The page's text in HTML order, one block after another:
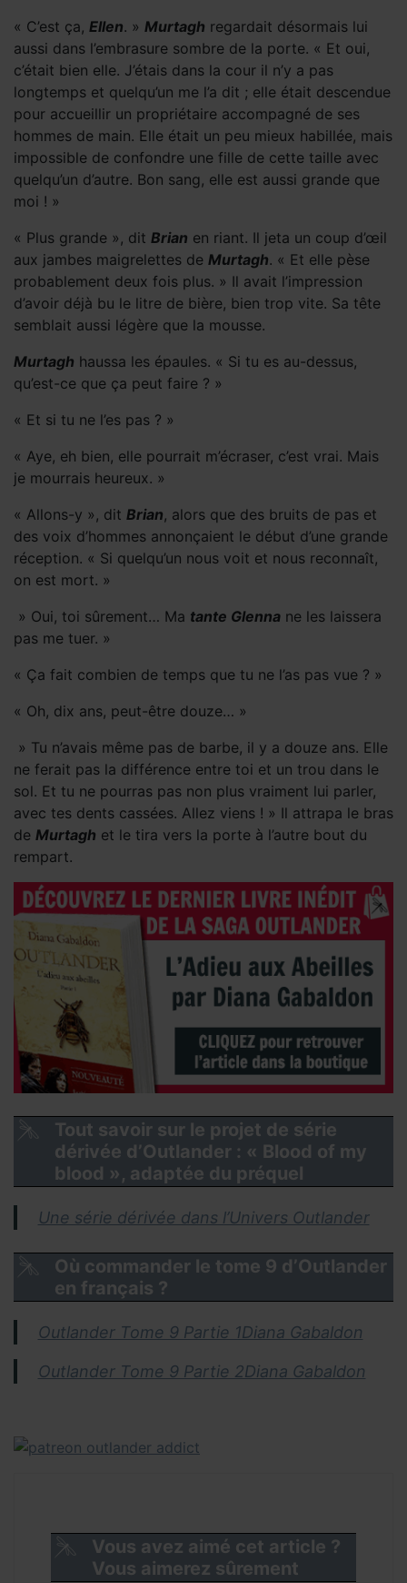
« C’est ça, Ellen. » Murtagh regardait désormais lui
aussi dans l’embrasure sombre de la porte. « Et oui,
c’était bien elle. J’étais dans la cour il n’y a pas
longtemps et quelqu’un me l’a dit ; elle était descendue
pour accueillir un propriétaire accompagné de ses
hommes de main. Elle était un peu mieux habillée, mais
impossible de confondre une fille de cette taille avec
quelqu’un d’autre. Bon sang, elle est aussi grande que
moi ! »
« Plus grande », dit Brian en riant. Il jeta un coup d’œil
aux jambes maigrelettes de Murtagh. « Et elle pèse
probablement deux fois plus. » Il avait l’impression
d’avoir déjà bu le litre de bière, bien trop vite. Sa tête
semblait aussi légère que la mousse.
Murtagh haussa les épaules. « Si tu es au-dessus,
qu’est-ce que ça peut faire ? »
« Et si tu ne l’es pas ? »
« Aye, eh bien, elle pourrait m’écraser, c’est vrai. Mais
je mourrais heureux. »
« Allons-y », dit Brian, alors que des bruits de pas et
des voix d’hommes annonçaient le début d’une grande
réception. « Si quelqu’un nous voit et nous reconnaît,
on est mort. »
» Oui, toi sûrement… Ma tante Glenna ne les laissera
pas me tuer. »
« Ça fait combien de temps que tu ne l’as pas vue ? »
« Oh, dix ans, peut-être douze… »
» Tu n’avais même pas de barbe, il y a douze ans. Elle
ne ferait pas la différence entre toi et un trou dans le
sol. Et tu ne pourras pas non plus vraiment lui parler,
avec tes dents cassées. Allez viens ! » Il attrapa le bras
de Murtagh et le tira vers la porte à l’autre bout du
rempart.
Tout savoir sur le projet de série
dérivée d’Outlander : « Blood of my
blood », adaptée du préquel
Une série dérivée dans l’Univers Outlander
Où commander le tome 9 d’Outlander
en français ?
Outlander Tome 9 Partie 1Diana Gabaldon
Outlander Tome 9 Partie 2Diana Gabaldon
Vous avez aimé cet article ?
Vous aimerez sûrement